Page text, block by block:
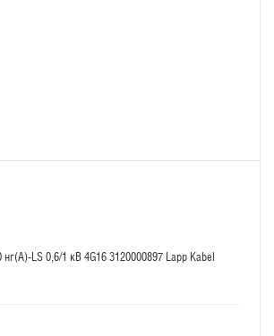
нг(А)-LS 0,6/1 кВ 4G16 3120000897 Lapp Kabel